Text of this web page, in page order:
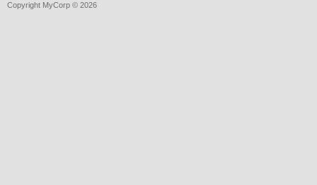
Copyright MyCorp © 2026